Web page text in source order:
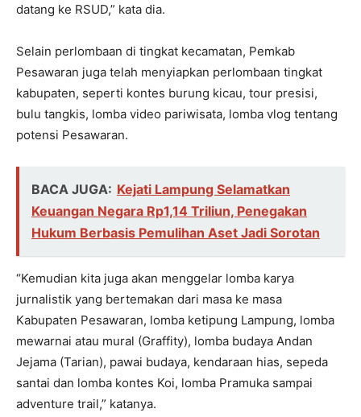
datang ke RSUD,” kata dia.
Selain perlombaan di tingkat kecamatan, Pemkab
Pesawaran juga telah menyiapkan perlombaan tingkat
kabupaten, seperti kontes burung kicau, tour presisi,
bulu tangkis, lomba video pariwisata, lomba vlog tentang
potensi Pesawaran.
BACA JUGA: Kejati Lampung Selamatkan
Keuangan Negara Rp1,14 Triliun, Penegakan
Hukum Berbasis Pemulihan Aset Jadi Sorotan
“Kemudian kita juga akan menggelar lomba karya
jurnalistik yang bertemakan dari masa ke masa
Kabupaten Pesawaran, lomba ketipung Lampung, lomba
mewarnai atau mural (Graffity), lomba budaya Andan
Jejama (Tarian), pawai budaya, kendaraan hias, sepeda
santai dan lomba kontes Koi, lomba Pramuka sampai
adventure trail,” katanya.